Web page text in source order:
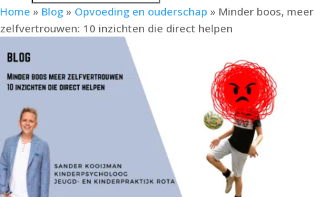
Home » Blog » Opvoeding en ouderschap » Minder boos, meer
zelfvertrouwen: 10 inzichten die direct helpen